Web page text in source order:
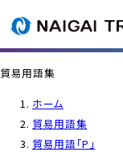
企業情報 / グ
各種情報
貿易用語集
ホーム
貿易用語集
貿易用語「P」